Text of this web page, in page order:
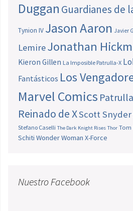
Duggan Guardianes de
Tynion IV Jason Aaron Javier
LemireJonathan
Kieron Gillen La Imposible Patrulla-X
Fantásticos Los
Marvel Comics
Reinado de XScott Snyder
Stefano Caselli The Dark Knight Rises Thor Tom
Schiti Wonder Woman X-Force
Nuestro Facebook